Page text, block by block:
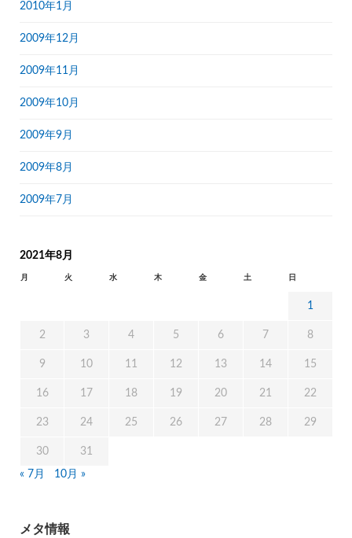
2010年1月
2009年12月
2009年11月
2009年10月
2009年9月
2009年8月
2009年7月
2021年8月
月 火 水 木 金 土 日
1
2 3 4 5 6 7 8
9 10 11 12 13 14 15
16 17 18 19 20 21 22
23 24 25 26 27 28 29
30 31
« 7月 10月 »
メタ情報